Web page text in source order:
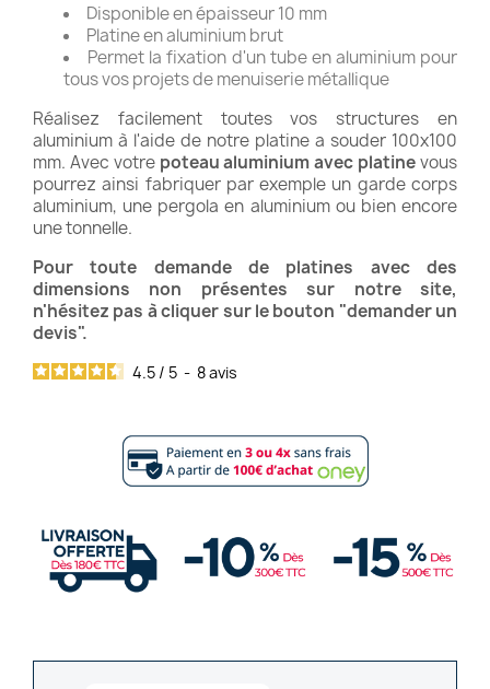
Disponible en épaisseur 10 mm
Platine en aluminium brut
Permet la fixation d'un tube en aluminium pour
tous vos projets de menuiserie métallique
Réalisez facilement toutes vos structures en
aluminium à l'aide de notre platine a souder 100x100
mm. Avec votre poteau aluminium avec platinevous
pourrez ainsi fabriquer par exemple un garde corps
aluminium, une pergola en aluminium ou bien encore
une tonnelle.
Pour toute demande de platines avec des
dimensions non présentes sur notre site,
n'hésitez pas à cliquer sur le bouton "demander un
devis".
4.5 / 5 - 8avis